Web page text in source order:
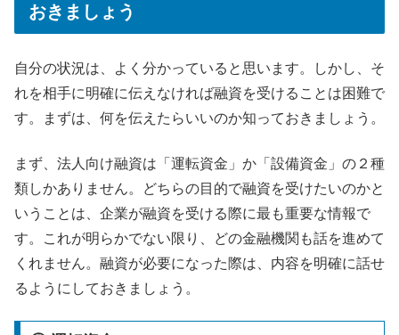
おきましょう
自分の状況は、よく分かっていると思います。しかし、そ
れを相手に明確に伝えなければ融資を受けることは困難で
す。まずは、何を伝えたらいいのか知っておきましょう。
まず、法人向け融資は「運転資金」か「設備資金」の２種
類しかありません。どちらの目的で融資を受けたいのかと
いうことは、企業が融資を受ける際に最も重要な情報で
す。これが明らかでない限り、どの金融機関も話を進めて
くれません。融資が必要になった際は、内容を明確に話せ
るようにしておきましょう。